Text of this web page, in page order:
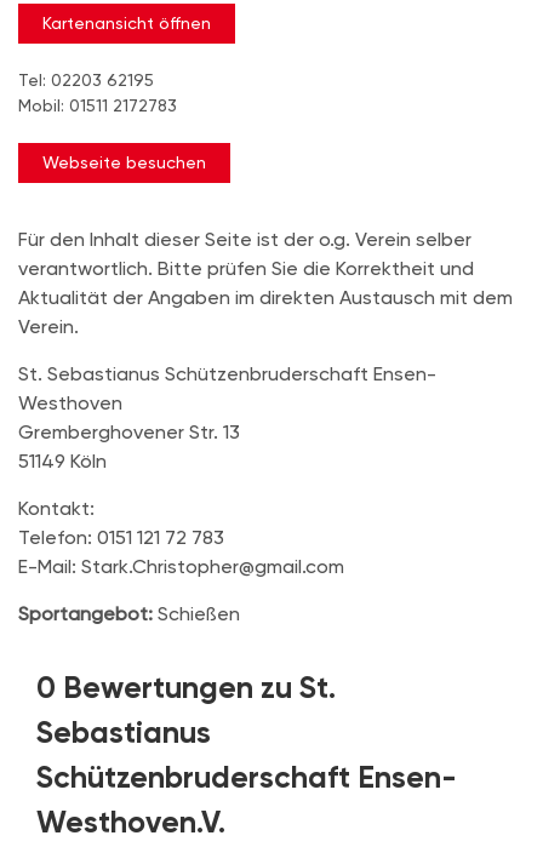
Kartenansicht öffnen
Tel: 02203 62195
Mobil: 01511 2172783
Webseite besuchen
Für den Inhalt dieser Seite ist der o.g. Verein selber
verantwortlich. Bitte prüfen Sie die Korrektheit und
Aktualität der Angaben im direkten Austausch mit dem
Verein.
St. Sebastianus Schützenbruderschaft Ensen-
Westhoven
Gremberghovener Str. 13
51149 Köln
Kontakt:
Telefon: 0151 121 72 783
E-Mail: Stark.Christopher@gmail.com
Sportangebot: Schießen
0 Bewertungen zu St.
Sebastianus
Schützenbruderschaft Ensen-
Westhoven.V.